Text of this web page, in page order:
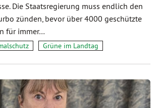
Die Staatsregierung muss endlich den
zünden, bevor über 4000 geschützte
für immer…
Grüne im Landtag